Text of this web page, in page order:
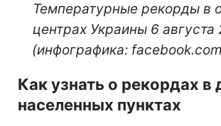
Температурные рекорды в
центрах Украины 6 августа
(инфографика:
Как узнать о рекордах в
населенных пунктах